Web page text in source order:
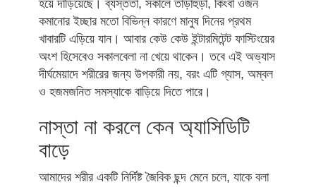
হয়ে দাঁড়িয়েছে। ব্যস্ততা, সকালে তাড়াহুড়া, কিংবা ওজন
কমানোর ইচ্ছার মতো বিভিন্ন কারণে মানুষ দিনের প্রথম
খাবারটি এড়িয়ে যান। আবার কেউ কেউ ইন্টারমিটেন্ট ফাস্টিংয়ের
অংশ হিসেবেও সকালবেলা না খেয়ে থাকেন। তবে এই অভ্যাস
দীর্ঘমেয়াদে শরীরের জন্য উপকারী নয়, বরং এটি গ্যাস, অম্বল
ও হজমজনিত সমস্যাকে বাড়িয়ে দিতে পারে।
নাস্তা না করলে কেন অ্যাসিডিটি
বাড়ে
আমাদের শরীর একটি নির্দিষ্ট জৈবিক ছন্দ মেনে চলে, যাকে বলা